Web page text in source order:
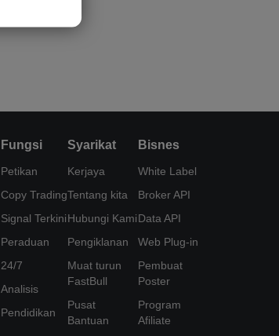
Fungsi
Petikan
Copy Trading
Signal Terkini
Peraduan
24/7
Analisis
Pendidikan
Syarikat
Kerjaya
Tentang kita
Hubungi Kami
Pengiklanan
Muat turun
FastBull
Pusat
Bantuan
Bisnes
White Label
Broker API
Data API
Web Plug-in
Pembuat
Poster
Program
Afiliate